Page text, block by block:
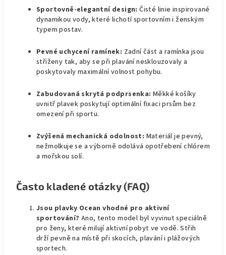
Sportovně-elegantní design:Čisté linie inspirované
dynamikou vody, které lichotí sportovním i ženským
typem postav.
Pevné uchycení ramínek: Zadní část a ramínka jsou
střiženy tak, aby se při plavání nesklouzovaly a
poskytovaly maximální volnost pohybu.
Zabudovaná skrytá podprsenka: Měkké košíky
uvnitř plavek poskytují optimální fixaci prsům bez
omezení při sportu.
Zvýšená mechanická odolnost: Materiál je pevný,
nežmolkuje se a výborně odolává opotřebení chlórem
a mořskou solí.
Často kladené otázky (FAQ)
Jsou plavky Ocean vhodné pro aktivní
sportování? Ano, tento model byl vyvinut speciálně
pro ženy, které milují aktivní pobyt ve vodě. Střih
drží pevně na místě při skocích, plavání i plážových
sportech.